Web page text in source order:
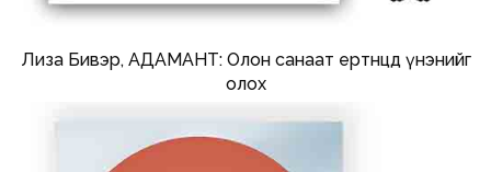
Лиза Бивэр, АДАМАНТ: Олон санаат ертөнцөд үнэнийг
олох